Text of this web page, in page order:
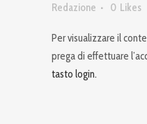
Redazione
0 Likes
Per visualizzare il
prega di effettuare
tasto login.